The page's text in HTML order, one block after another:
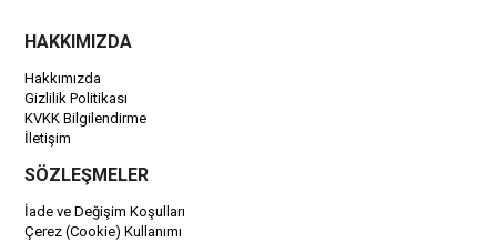
HAKKIMIZDA
Hakkımızda
Gizlilik Politikası
KVKK Bilgilendirme
İletişim
SÖZLEŞMELER
İade ve Değişim Koşulları
Çerez (Cookie) Kullanımı